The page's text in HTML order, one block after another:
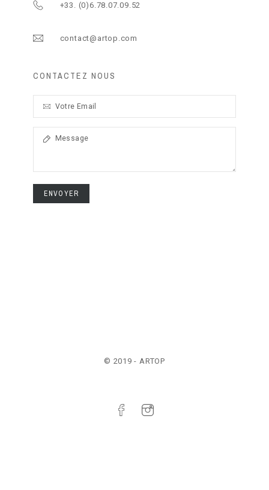
+33. (0)6.78.07.09.52
contact@artop.com
CONTACTEZ NOUS
ENVOYER
© 2019 - ARTOP